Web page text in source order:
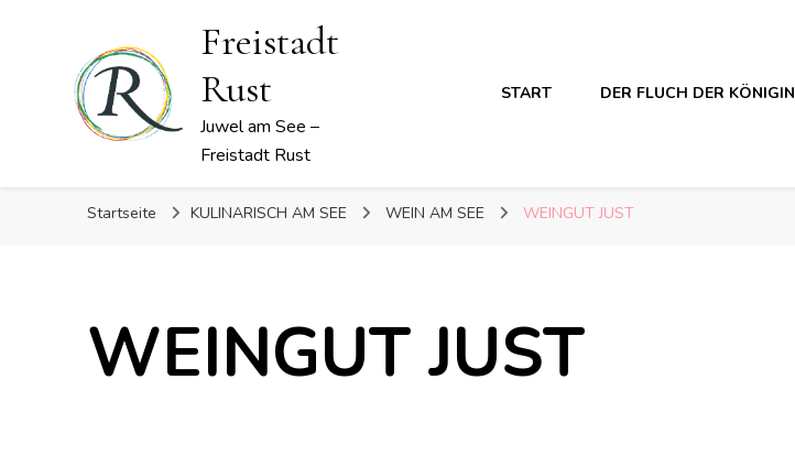
Freistadt
Rust
Juwel am See –
Freistadt Rust
START DER FLUCH DER KÖNIGIN
Startseite KULINARISCH AM SEE WEIN AM SEE WEINGUT JUST
WEINGUT JUST